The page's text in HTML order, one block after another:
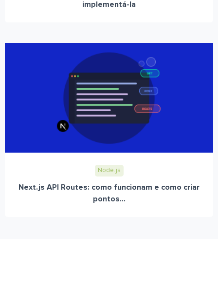
implementá-la
Node.js
Next.js API Routes: como funcionam e como criar
pontos...